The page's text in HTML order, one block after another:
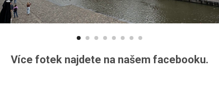
Více fotek najdete na našem facebooku.